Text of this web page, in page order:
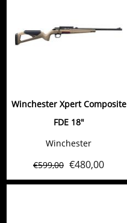
Winchester Xpert Composite
FDE 18"
Winchester
€599,00 €480,00